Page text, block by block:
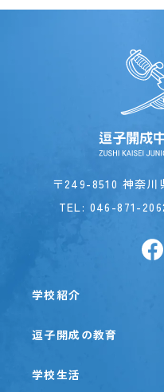
〒249-8510 神奈川
TEL: 046-871-
学校紹介
逗子開成の教育
学校生活